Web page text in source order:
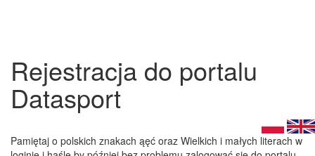
Rejestracja do portalu
Datasport
Pamiętaj o polskich znakach ąęć oraz Wielkich i małych literach w